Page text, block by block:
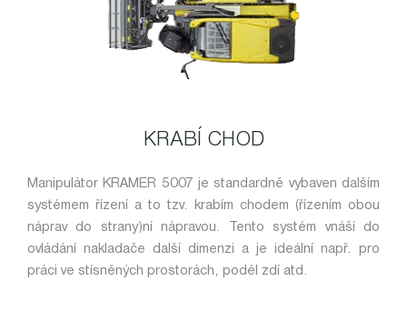
KRABÍ CHOD
Manipulátor KRAMER 5007 je standardně vybaven dalším
systémem řízení a to tzv. krabím chodem (řízením obou
náprav do strany)ní nápravou. Tento systém vnáší do
ovládání nakladače další dimenzi a je ideální např. pro
práci ve stísněných prostorách, podél zdí atd.